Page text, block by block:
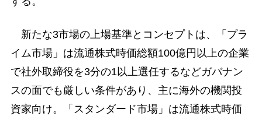
新たな3市場の上場基準とコンセプトは、「プラ
イム市場」は流通株式時価総額100億円以上の企業
で社外取締役を3分の1以上選任するなどガバナン
スの面でも厳しい条件があり、主に海外の機関投
資家向け。「スタンダード市場」は流通株式時価